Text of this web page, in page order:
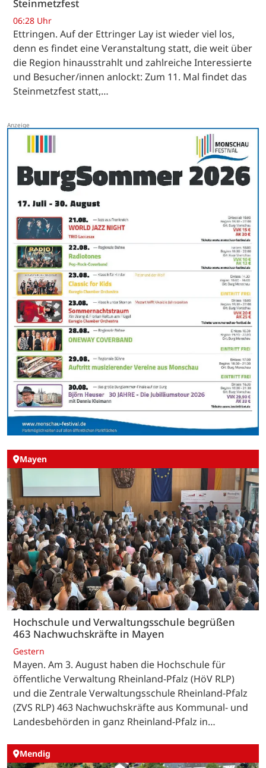
Steinmetzfest
06:28 Uhr
Ettringen. Auf der Ettringer Lay ist wieder viel los,
denn es findet eine Veranstaltung statt, die weit über
die Region hinausstrahlt und zahlreiche Interessierte
und Besucher/innen anlockt: Zum 11. Mal findet das
Steinmetzfest statt,…
Mayen
Hochschule und Verwaltungsschule begrüßen
463 Nachwuchskräfte in Mayen
Gestern
Mayen. Am 3. August haben die Hochschule für
öffentliche Verwaltung Rheinland-Pfalz (HöV RLP)
und die Zentrale Verwaltungsschule Rheinland-Pfalz
(ZVS RLP) 463 Nachwuchskräfte aus Kommunal- und
Landesbehörden in ganz Rheinland-Pfalz in…
Mendig